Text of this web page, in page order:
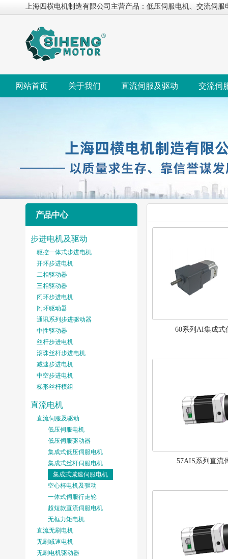
上海四横电机制造有限公司主营产品：低压伺服电机、交流伺
网站首页 关于我们 直流伺服及驱动 交流伺
产品中心
步进电机及驱动
驱控一体式步进电机
开环步进电机
二相驱动器
三相驱动器
闭环步进电机
闭环驱动器
通讯系列步进驱动器
中性驱动器
丝杆步进电机
滚珠丝杆步进电机
减速步进电机
中空步进电机
梯形丝杆模组
直流电机
直流伺服及驱动
低压伺服电机
低压伺服驱动器
集成式低压伺服电机
集成式丝杆伺服电机
集成式减速伺服电机
空心杯电机及驱动
一体式伺服行走轮
超短款直流伺服电机
无框力矩电机
直流无刷电机
无刷减速电机
无刷电机驱动器
60系列AI集成式
57AIS系列直流